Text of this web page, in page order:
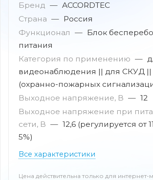
Бренд — ACCORDTEC
Страна — Россия
Функционал — Блок
питания
Категория по применению —
видеонаблюдения || для СКУД
(охранно-пожарных
Выходное напряжение, В — 12
Выходное напряжение при
сети, В — 12,6 (регулируется от
5%)
Все характеристики
Цена действительна только для интернет-